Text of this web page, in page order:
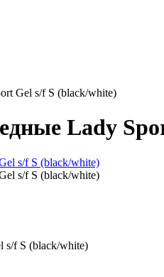
Gel s/f S (black/white)
Lady
s/f S (black/white)